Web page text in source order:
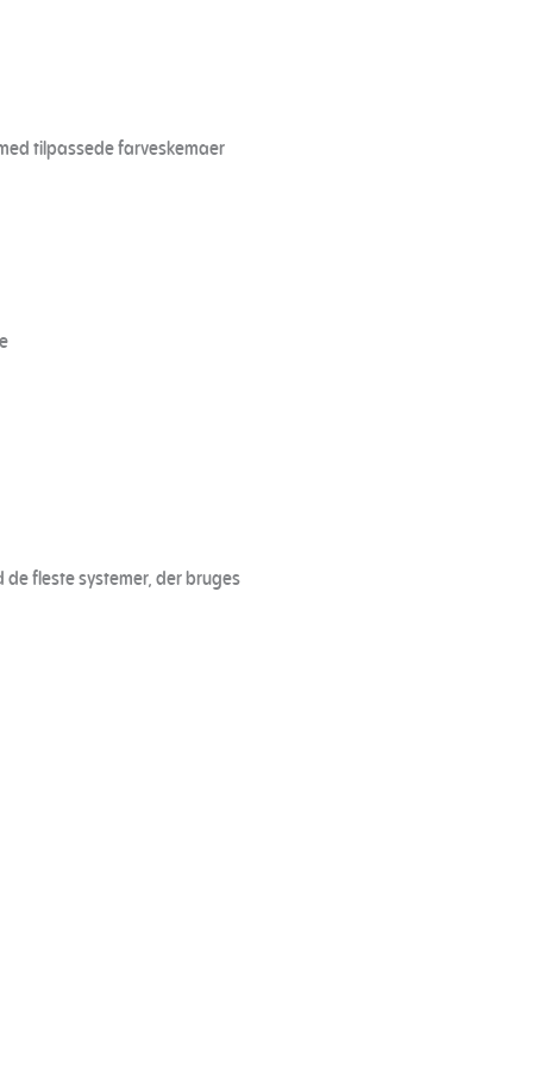
tilpassede farveskemaer
fleste systemer, der bruges